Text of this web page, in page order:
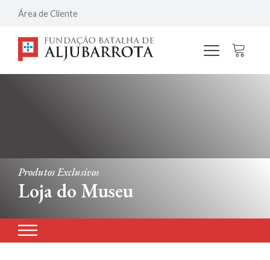
Área de Cliente
Produtos Exclusivos
Loja do Museu